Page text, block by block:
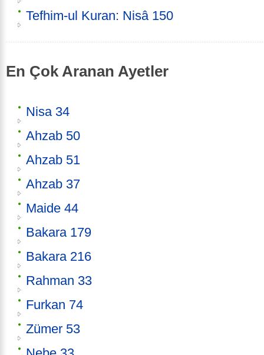
Tefhim-ul Kuran: Nisâ 150
En Çok Aranan Ayetler
Nisa 34
Ahzab 50
Ahzab 51
Ahzab 37
Maide 44
Bakara 179
Bakara 216
Rahman 33
Furkan 74
Zümer 53